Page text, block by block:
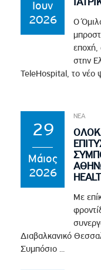
Ιουν
2026
Ο
εποχή,
στην
TeleHospital, το νέο
29
Μάιος
2026
ΝΕΑ
Με
Διαβαλκανικό
Συμπόσιο ...